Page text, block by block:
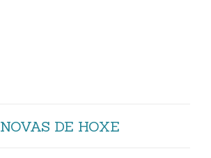
NOVAS DE HOXE